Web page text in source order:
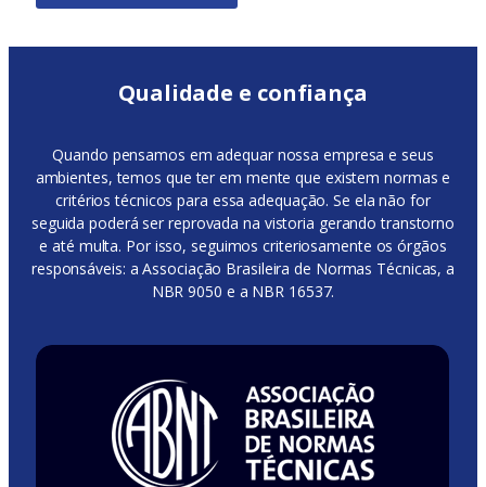
Qualidade e confiança
Quando pensamos em adequar nossa empresa e seus
ambientes, temos que ter em mente que existem normas e
critérios técnicos para essa adequação. Se ela não for
seguida poderá ser reprovada na vistoria gerando transtorno
e até multa. Por isso, seguimos criteriosamente os órgãos
responsáveis: a Associação Brasileira de Normas Técnicas, a
NBR 9050 e a NBR 16537.